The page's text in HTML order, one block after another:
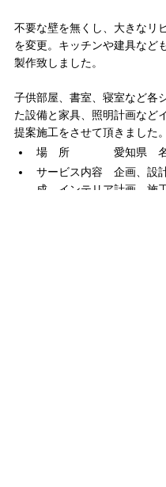
不要な壁を無くし、大きなリ
を変更。キッチンや建具など
製作致しました。
子供部屋、書室、寝室など各
た設備と家具、照明計画など
提案施工をさせて頂きました。
場　所　　　　愛知県　
サービス内容　企画、設
成、インテリア計画、施